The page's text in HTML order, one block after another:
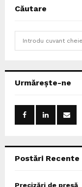
Căutare
h
Urmărește-ne
Postări Recente
Precizări de presă